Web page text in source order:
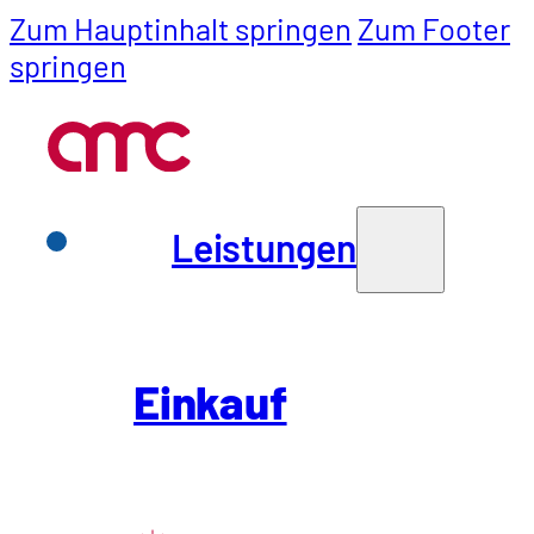
Zum Hauptinhalt springen Zum Footer
springen
Leistungen
Einkauf
Leistungen
Einkauf
SCM
Gestalte
Einkaufs